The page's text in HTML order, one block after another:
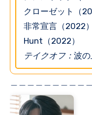
クローゼット（
非常宣言（2022）
Hunt（2022）
テイクオフ： 波の